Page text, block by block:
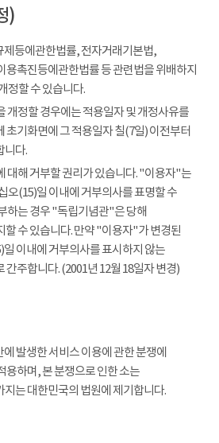
)
등에관한법률, 전자거래기본법,
용촉진등에관한법률 등 관련법을 위배하지
정할 수 있습니다.
개정할 경우에는 적용일자 및 개정사유를
초기화면에 그 적용일자 칠(7일) 이전부터
니다.
대해 거부할 권리가 있습니다. "이용자"는
오(15)일 이내에 거부의사를 표명할 수
하는 경우 "독립기념관"은 당해
수 있습니다. 만약 "이용자"가 변경된
이내에 거부의사를 표시하지 않는
간주합니다. (2001년 12월 18일자 변경)
발생한 서비스 이용에 관한 분쟁에
용하며, 본 분쟁으로 인한 소는
는 대한민국의 법원에 제기합니다.